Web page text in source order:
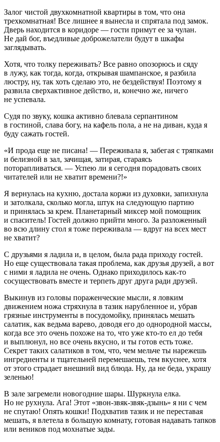
Залог чистой двухкомнатной квартиры в том, что она
трехкомнатная! Все лишнее я вынесла и спрятала под замок.
Дверь находится в коридоре — гости примут ее за чулан.
Не дай бог, въедливые доброжелатели будут в шкафы
заглядывать.
Хотя, что толку переживать? Все равно опозорюсь и сяду
в лужу, как тогда, когда, открывая шампанское, я разбила
люстру, ну, так хоть сделаю это, не бездействуя! Поэтому я
развила сверхактивное действо, и, конечно же, ничего
не успевала.
Судя по звуку, кошка активно блевала серпантином
в гостиной, слава богу, на кафель пола, а не на диван, куда я
буду сажать гостей.
«И прода еще не писана! — Переживала я, забегая с тряпками
и белизной в зал, зачищая, затирая, стараясь
поторапливаться. — Успею ли я сегодня порадовать своих
читателей или не хватит времени?!»
Я вернулась на кухню, достала коржи из духовки, запихнула
и затолкала, сколько могла, штук на следующую партию
и принялась за крем. Планетарный миксер мой помощник
и спаситель! Гостей должно прийти много. За разложенный
во всю длину стол я тоже переживала — вдруг на всех мест
не хватит?
С друзьями я ладила и, в целом, была рада приходу гостей.
Но еще существовала такая проблема, как друзья друзей, а вот
с ними я ладила не очень. Однако приходилось как-то
сосуществовать вместе и терпеть друг друга ради друзей.
Выкинув из головы пораженческие мысли, я ловким
движением ножа стряхнула в тазик нарубленное и, убрав
грязные инструменты в посудомойку, принялась мешать
салатик, как ведьма варево, доводя его до однородной массы,
когда все это очень похоже на то, что уже кто-то ел до тебя
и выплюнул, но все очень вкусно, и ты готов есть тоже.
Секрет таких салатиков в том, что, чем мельче ты нарежешь
ингредиенты и тщательней перемешаешь, тем вкуснее, хотя
от этого страдает внешний вид блюда. Ну, да не беда, украшу
зеленью!
В зале загремели новогодние шары. Шуркнула елка.
Но не рухнула. Ага! Этот «звон-звяк-звяк-дзынь» я ни с чем
не спутаю! Опять кошки! Подхватив тазик и не переставая
мешать, я влетела в большую комнату, готовая надавать тапков
или веников под мохнатые зады.